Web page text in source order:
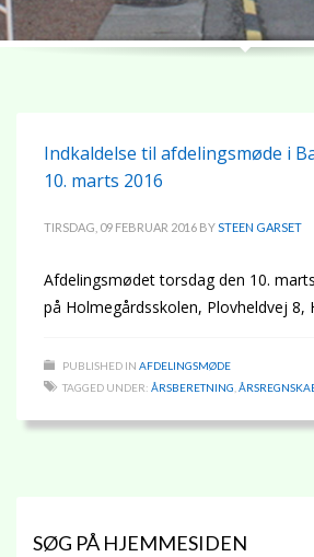
Indkaldelse til afdelingsmøde i
10. marts 2016
TIRSDAG, 09 FEBRUAR 2016 BYSTEEN GARSET
Afdelingsmødet torsdag den 10.
på Holmegårdsskolen, Plovheldvej 8,
PUBLISHED IN AFDELINGSMØDE
TAGGED UNDER: ÅRSBERETNING
SØG PÅ HJEMMESIDEN